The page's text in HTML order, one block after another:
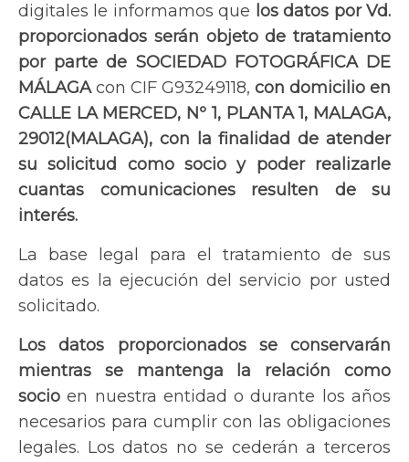
digitales le informamos que los datos por Vd.
proporcionados serán objeto de tratamiento
por parte de SOCIEDAD FOTOGRÁFICA DE
MÁLAGAcon CIF G93249118, con domicilio en
CALLE LA MERCED, Nº 1, PLANTA 1, MALAGA,
29012(MALAGA), con la finalidad de atender
su solicitud como socio y poder realizarle
cuantas comunicaciones resulten de su
interés.
La base legal para el tratamiento de sus
datos es la ejecución del servicio por usted
solicitado.
Los datos proporcionados se conservarán
mientras se mantenga la relación como
socio en nuestra entidad o durante los años
necesarios para cumplir con las obligaciones
legales. Los datos no se cederán a terceros